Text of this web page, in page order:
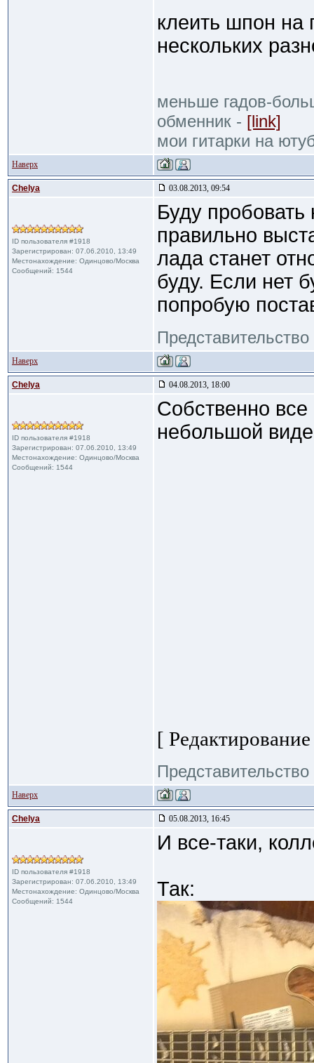
клеить шпон на
нескольких
меньше гадов-
обменник - [link]
мои гитарки на
Наверх
Сhelya 03.08.2013, 09:54
ID пользователя #1918
Зарегистрирован: 07.06.2010, 13:49
Местонахождение: Одинцово/Москва
Сообщений: 1544
Буду
правильно
лада станет
буду. Если нет
попробую
Наверх
Сhelya 04.08.2013, 18:00
ID пользователя #1918
Зарегистрирован: 07.06.2010, 13:49
Местонахождение: Одинцово/Москва
Сообщений: 1544
Собственно
небольшой
[
Наверх
Сhelya 05.08.2013, 16:45
ID пользователя #1918
Зарегистрирован: 07.06.2010, 13:49
Местонахождение: Одинцово/Москва
Сообщений: 1544
И все-таки,
Так: